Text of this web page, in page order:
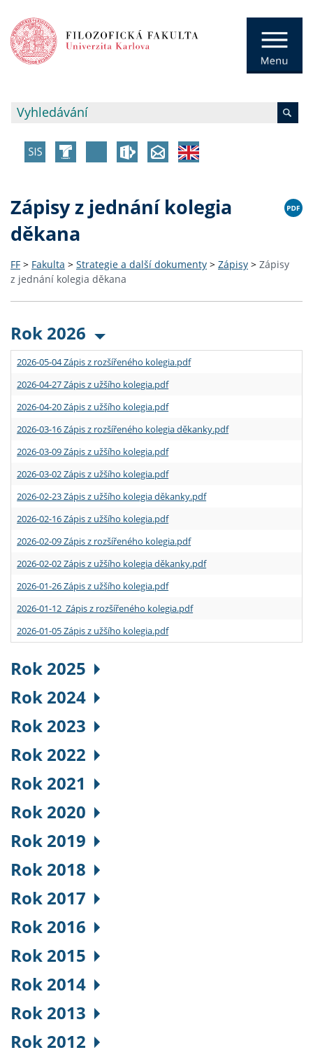
Zápisy z jednání kolegia
děkana
FF > Fakulta > Strategie a další dokumenty > Zápisy > Zápisy
z jednání kolegia děkana
Rok 2026
2026-05-04 Zápis z rozšířeného kolegia.pdf
2026-04-27 Zápis z užšího kolegia.pdf
2026-04-20 Zápis z užšího kolegia.pdf
2026-03-16 Zápis z rozšířeného kolegia děkanky.pdf
2026-03-09 Zápis z užšího kolegia.pdf
2026-03-02 Zápis z užšího kolegia.pdf
2026-02-23 Zápis z užšího kolegia děkanky.pdf
2026-02-16 Zápis z užšího kolegia.pdf
2026-02-09 Zápis z rozšířeného kolegia.pdf
2026-02-02 Zápis z užšího kolegia děkanky.pdf
2026-01-26 Zápis z užšího kolegia.pdf
2026-01-12 Zápis z rozšířeného kolegia.pdf
2026-01-05 Zápis z užšího kolegia.pdf
Rok 2025
Rok 2024
Rok 2023
Rok 2022
Rok 2021
Rok 2020
Rok 2019
Rok 2018
Rok 2017
Rok 2016
Rok 2015
Rok 2014
Rok 2013
Rok 2012